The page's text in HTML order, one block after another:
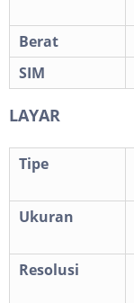
Berat
SIM
LAYAR
Tipe
Ukuran
Resolusi